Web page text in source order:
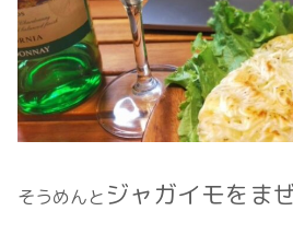
そうめんと ジャガイモをま